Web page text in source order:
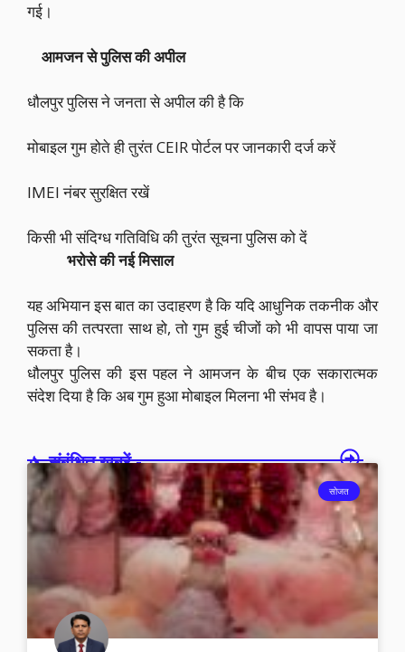
गई।
आमजन से पुलिस की अपील
धौलपुर पुलिस ने जनता से अपील की है कि
मोबाइल गुम होते ही तुरंत CEIR पोर्टल पर जानकारी दर्ज करें
IMEI नंबर सुरक्षित रखें
किसी भी संदिग्ध गतिविधि की तुरंत सूचना पुलिस को दें
भरोसे की नई मिसाल
यह अभियान इस बात का उदाहरण है कि यदि आधुनिक तकनीक और
पुलिस की तत्परता साथ हो, तो गुम हुई चीजों को भी वापस पाया जा
सकता है।
धौलपुर पुलिस की इस पहल ने आमजन के बीच एक सकारात्मक
संदेश दिया है कि अब गुम हुआ मोबाइल मिलना भी संभव है।
संबंधित खबरें -
सोजत